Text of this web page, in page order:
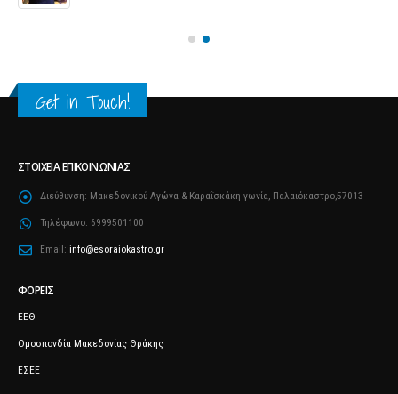
Get in Touch!
ΣΤΟΙΧΕΊΑ ΕΠΙΚΟΙΝΩΝΊΑΣ
Διεύθυνση: Μακεδονικού Αγώνα & Καραΐσκάκη γωνία, Παλαιόκαστρο,57013
Τηλέφωνο: 6999501100
Email: info@esoraiokastro.gr
ΦΟΡΕΊΣ
ΕΕΘ
Ομοσπονδία Μακεδονίας Θράκης
ΕΣΕΕ